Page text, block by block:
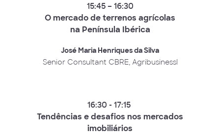
15:45 – 16:30
O mercado de terrenos agrícolas
na Península Ibérica
José Maria Henriques da Silva
Senior Consultant CBRE, Agribusinessl
16:30 - 17:15
Tendências e desafios nos mercados
imobiliários